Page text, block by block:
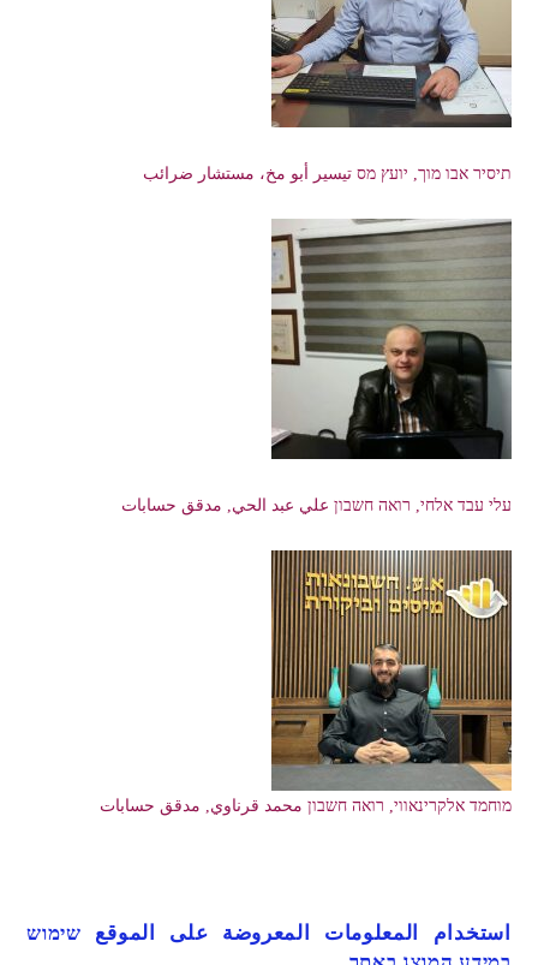
תיסיר אבו מוך, יועץ מס تيسير أبو مخ، مستشار ضرائب
עלי עבד אלחי, רואה חשבון علي عبد الحي, مدقق حسابات
מוחמד אלקרינאווי, רואה חשבון محمد قرناوي, مدقق حسابات
استخدام المعلومات المعروضة على الموقع שימוש